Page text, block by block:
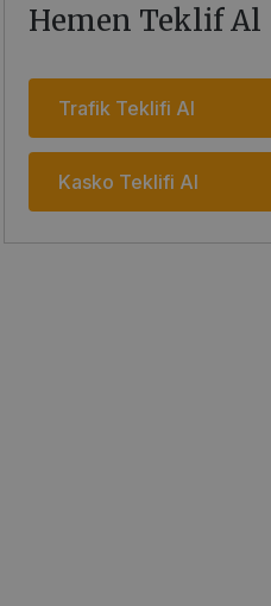
Hemen Teklif Al
Trafik Teklifi Al
Kasko Teklifi Al